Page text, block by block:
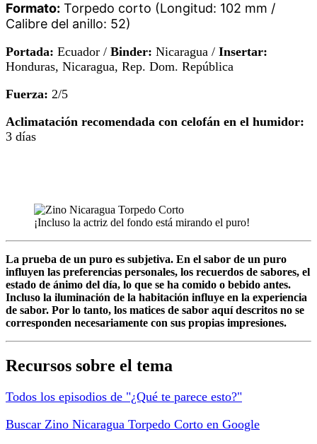
Formato: Torpedo corto (Longitud: 102 mm /
Calibre del anillo: 52)
Portada: Ecuador / Binder: Nicaragua / Insertar:
Honduras, Nicaragua, Rep. Dom. República
Fuerza: 2/5
Aclimatación recomendada con celofán en el humidor:
3 días
¡Incluso la actriz del fondo está mirando el puro!
La prueba de un puro es subjetiva. En el sabor de un puro
influyen las preferencias personales, los recuerdos de sabores, el
estado de ánimo del día, lo que se ha comido o bebido antes.
Incluso la iluminación de la habitación influye en la experiencia
de sabor. Por lo tanto, los matices de sabor aquí descritos no se
corresponden necesariamente con sus propias impresiones.
Recursos sobre el tema
Todos los episodios de "¿Qué te parece esto?"
Buscar Zino Nicaragua Torpedo Corto en Google